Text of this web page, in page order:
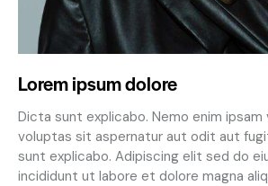
Lorem ipsum dolore
Dicta sunt explicabo. Nemo enim
voluptas sit aspernatur aut odit aut
sunt explicabo. Adipiscing elit sed do
incididunt ut labore et dolore magna